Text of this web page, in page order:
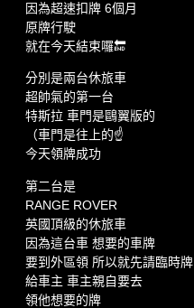
因為超速扣牌 6個月
原牌行駛
就在今天結束囉🔚
分別是兩台休旅車
超帥氣的第一台
特斯拉 車門是鷗翼版的
（車門是往上的☝️
今天領牌成功
第二台是
RANGE ROVER
英國頂級的休旅車
因為這台車 想要的車牌
要到外區領 所以就先請臨時牌
給車主 車主親自要去
領他想要的牌